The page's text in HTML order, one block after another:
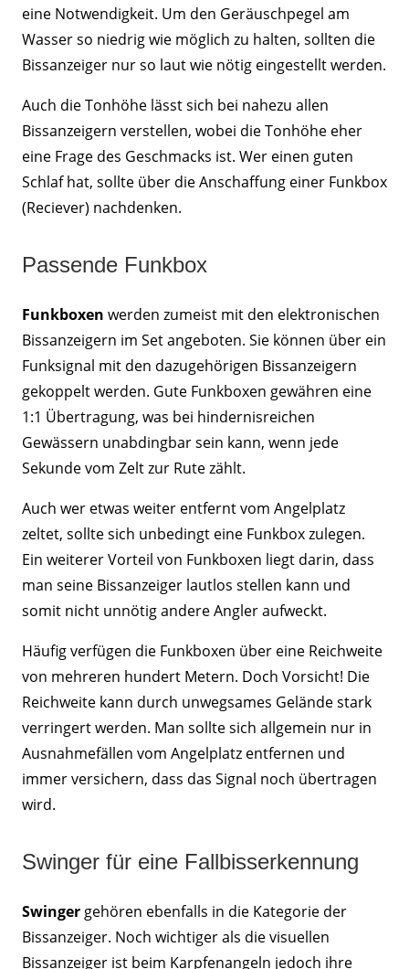
eine Notwendigkeit. Um den Geräuschpegel am
Wasser so niedrig wie möglich zu halten, sollten die
Bissanzeiger nur so laut wie nötig eingestellt werden.
Auch die Tonhöhe lässt sich bei nahezu allen
Bissanzeigern verstellen, wobei die Tonhöhe eher
eine Frage des Geschmacks ist. Wer einen guten
Schlaf hat, sollte über die Anschaffung einer Funkbox
(Reciever) nachdenken.
Passende Funkbox
Funkboxen werden zumeist mit den elektronischen
Bissanzeigern im Set angeboten. Sie können über ein
Funksignal mit den dazugehörigen Bissanzeigern
gekoppelt werden. Gute Funkboxen gewähren eine
1:1 Übertragung, was bei hindernisreichen
Gewässern unabdingbar sein kann, wenn jede
Sekunde vom Zelt zur Rute zählt.
Auch wer etwas weiter entfernt vom Angelplatz
zeltet, sollte sich unbedingt eine Funkbox zulegen.
Ein weiterer Vorteil von Funkboxen liegt darin, dass
man seine Bissanzeiger lautlos stellen kann und
somit nicht unnötig andere Angler aufweckt.
Häufig verfügen die Funkboxen über eine Reichweite
von mehreren hundert Metern. Doch Vorsicht! Die
Reichweite kann durch unwegsames Gelände stark
verringert werden. Man sollte sich allgemein nur in
Ausnahmefällen vom Angelplatz entfernen und
immer versichern, dass das Signal noch übertragen
wird.
Swinger für eine Fallbisserkennung
Swinger gehören ebenfalls in die Kategorie der
Bissanzeiger. Noch wichtiger als die visuellen
Bissanzeiger ist beim Karpfenangeln jedoch ihre